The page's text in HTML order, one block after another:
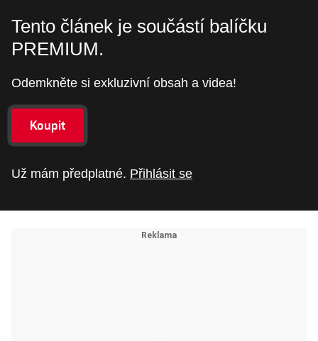
Tento článek je součástí balíčku
PREMIUM.
Odemkněte si exkluzivní obsah a videa!
Koupit
Už mám předplatné. Přihlásit se